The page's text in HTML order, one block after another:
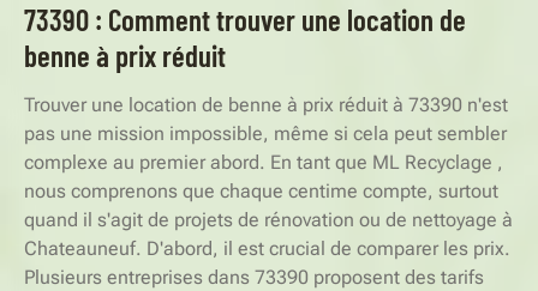
73390 : Comment trouver une location de
benne à prix réduit
Trouver une location de benne à prix réduit à 73390 n'est
pas une mission impossible, même si cela peut sembler
complexe au premier abord. En tant que ML Recyclage ,
nous comprenons que chaque centime compte, surtout
quand il s'agit de projets de rénovation ou de nettoyage à
Chateauneuf. D'abord, il est crucial de comparer les prix.
Plusieurs entreprises dans 73390 proposent des tarifs